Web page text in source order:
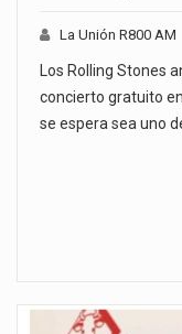
La Unión R800 AM
Los Rolling Stones
concierto gratuito
se espera sea uno